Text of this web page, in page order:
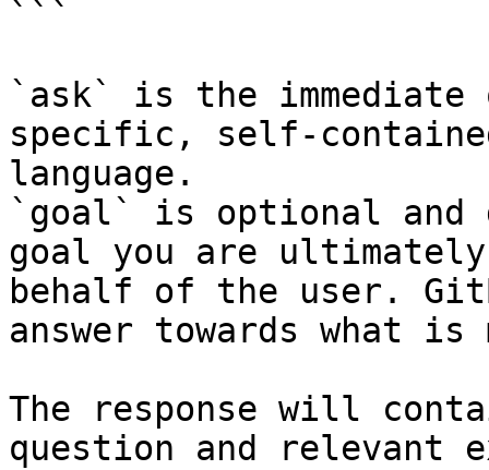
```
`ask` is the
specific, self-
language.
`goal` is optional and
goal you are
behalf of the user.
answer towards what
The response will
question and relevant